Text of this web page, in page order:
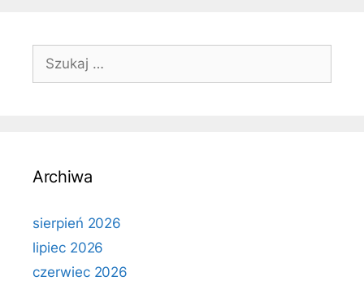
Szukaj:
Archiwa
sierpień 2026
lipiec 2026
czerwiec 2026